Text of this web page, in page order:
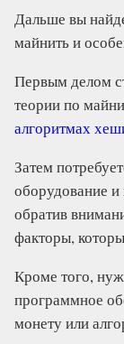
Дальше вы
майнить и
Первым делом
теории по
алгоритмах
Затем
оборудование
обратив
факторы,
Кроме того,
программное
монету или